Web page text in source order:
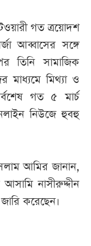
গত ত্রয়োদশ
আব্বাসের সঙ্গে
তিনি সামাজিক
মাধ্যমে মিথ্যা ও
গত ৫ মার্চ
নিউজে হুবহু
আমির জানান,
নাসীরুদ্দীন
করেছেন।